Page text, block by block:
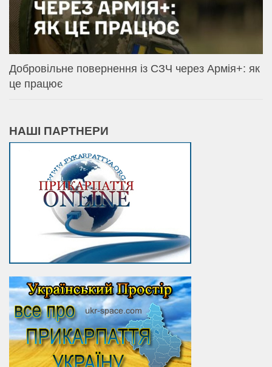
Добровільне повернення із СЗЧ через Армія+: як
це працює
НАШІ ПАРТНЕРИ